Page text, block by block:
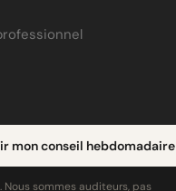
mon conseil hebdomadaire
Nous sommes auditeurs, pas